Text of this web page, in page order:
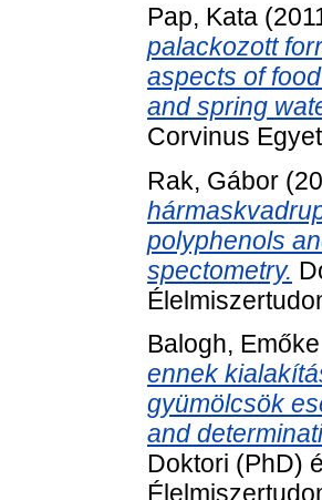
Pap, Kata
palackozott
aspects of
and spring
Corvinus
Rak, Gábor
polyphenols
spectometry.
Balogh, Emőke
ennek
gyümölcsök
and
Doktori (PhD)